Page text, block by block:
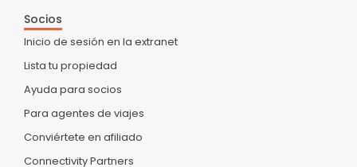
Socios
Inicio de sesión en la extranet
Lista tu propiedad
Ayuda para socios
Para agentes de viajes
Conviértete en afiliado
Connectivity Partners